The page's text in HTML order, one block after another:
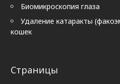
Биомикроскопия глаза
Удаление катаракты
кошек
Страницы